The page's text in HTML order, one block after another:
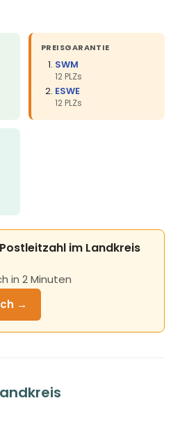
PREISGARANTIE
SWM
12 PLZs
ESWE
12 PLZs
im Landkreis
in 2 Minuten
→